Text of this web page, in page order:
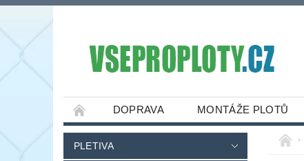
DOPRAVA MONTÁŽE PLOTŮ
PLETIVA